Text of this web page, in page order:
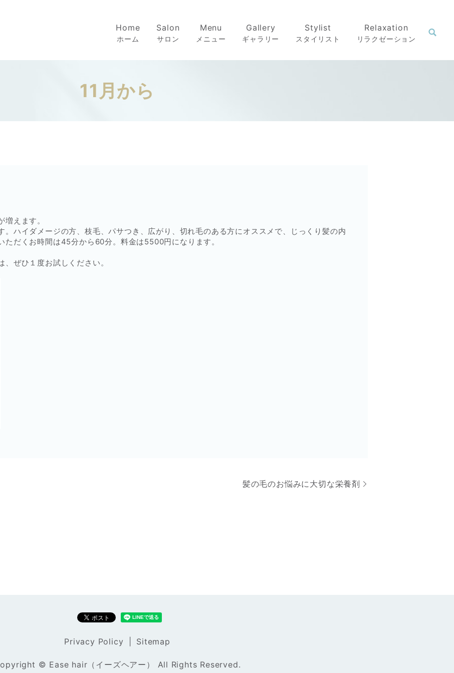
Home
ホーム
Salon
サロン
Menu
メニュー
Gallery
ギャラリー
Stylist
スタイリスト
Relaxation
リラクゼーション
11月から
えます。
。ハイダメージの方、枝毛、パサつき、広がり、切れ毛のある方にオススメで、じっくり髪の内
ただくお時間は45分から60分。料金は5500円になります。
ぜひ１度お試しください。
髪の毛のお悩みに大切な栄養剤
Privacy Policy Sitemap
© Ease hair（イーズヘアー） All Rights Reserved.